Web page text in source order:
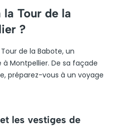
Tour de la
?
de la Babote, un
Montpellier. De sa façade
préparez-vous à un voyage
les vestiges de